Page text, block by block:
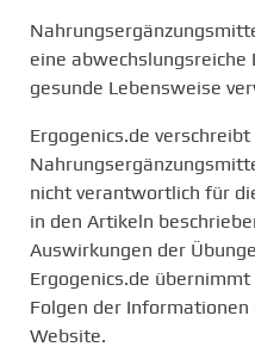
eine abwechslungsreiche
gesunde Lebensweise
Ergogenics.de
nicht verantwortlich für
in den Artikeln
Auswirkungen der
Ergogenics.de
Folgen der
Website.